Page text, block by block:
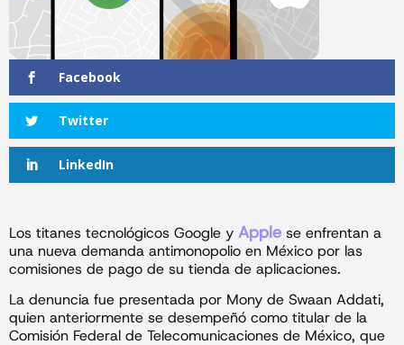
Facebook
Twitter
LinkedIn
Los titanes tecnológicos Google y Apple se enfrentan a
una nueva demanda antimonopolio en México por las
comisiones de pago de su tienda de aplicaciones.
La denuncia fue presentada por Mony de Swaan Addati,
quien anteriormente se desempeñó como titular de la
Comisión Federal de Telecomunicaciones de México, que